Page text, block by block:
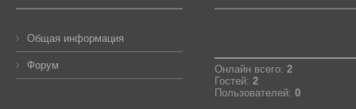
Общая информация
Форум Онлайн всего: 2
Гостей: 2
Пользователей: 0